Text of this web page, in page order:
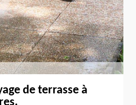
de terrasse à